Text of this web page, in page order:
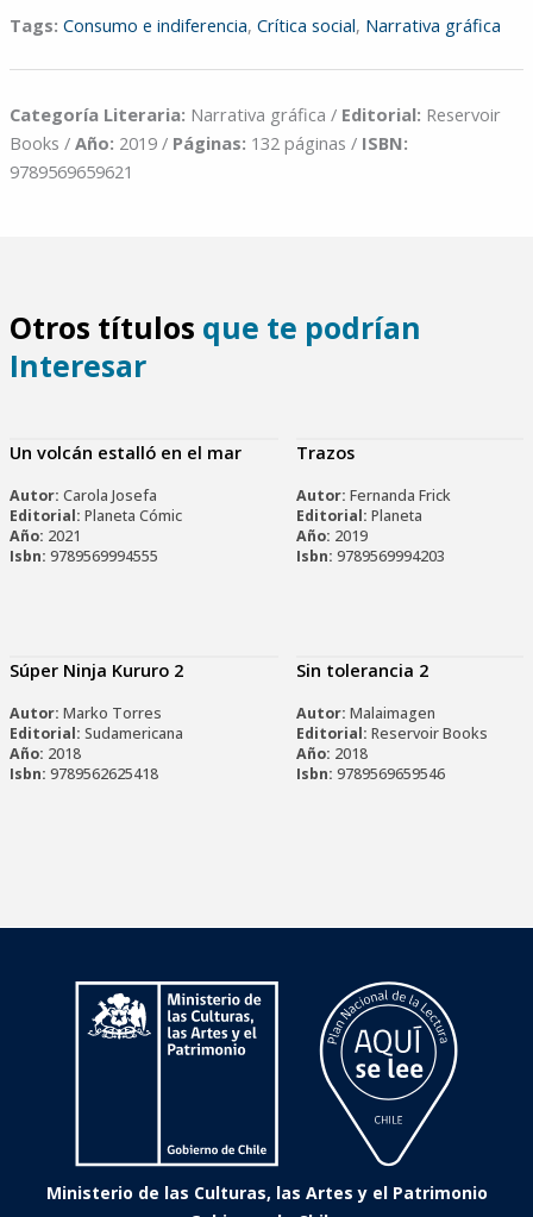
Tags: Consumo e indiferencia, Crítica social, Narrativa gráfica
Categoría Literaria: Narrativa gráfica / Editorial: Reservoir
Books / Año: 2019 / Páginas: 132 páginas / ISBN:
9789569659621
Otros títulos que te podrían
Interesar
Un volcán estalló en el mar
Autor: Carola Josefa
Editorial: Planeta Cómic
Año: 2021
Isbn: 9789569994555
Trazos
Autor: Fernanda Frick
Editorial: Planeta
Año: 2019
Isbn: 9789569994203
Súper Ninja Kururo 2
Autor: Marko Torres
Editorial: Sudamericana
Año: 2018
Isbn: 9789562625418
Sin tolerancia 2
Autor: Malaimagen
Editorial: Reservoir Books
Año: 2018
Isbn: 9789569659546
Ministerio de las Culturas, las Artes y el Patrimonio